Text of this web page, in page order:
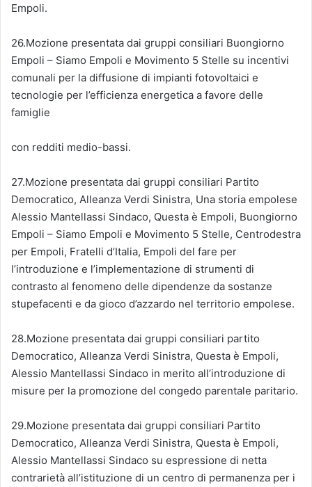
Empoli.
26.Mozione presentata dai gruppi consiliari Buongiorno
Empoli – Siamo Empoli e Movimento 5 Stelle su incentivi
comunali per la diffusione di impianti fotovoltaici e
tecnologie per l’efficienza energetica a favore delle
famiglie
con redditi medio-bassi.
27.Mozione presentata dai gruppi consiliari Partito
Democratico, Alleanza Verdi Sinistra, Una storia empolese
Alessio Mantellassi Sindaco, Questa è Empoli, Buongiorno
Empoli – Siamo Empoli e Movimento 5 Stelle, Centrodestra
per Empoli, Fratelli d’Italia, Empoli del fare per
l’introduzione e l’implementazione di strumenti di
contrasto al fenomeno delle dipendenze da sostanze
stupefacenti e da gioco d’azzardo nel territorio empolese.
28.Mozione presentata dai gruppi consiliari partito
Democratico, Alleanza Verdi Sinistra, Questa è Empoli,
Alessio Mantellassi Sindaco in merito all’introduzione di
misure per la promozione del congedo parentale paritario.
29.Mozione presentata dai gruppi consiliari Partito
Democratico, Alleanza Verdi Sinistra, Questa è Empoli,
Alessio Mantellassi Sindaco su espressione di netta
contrarietà all’istituzione di un centro di permanenza per i